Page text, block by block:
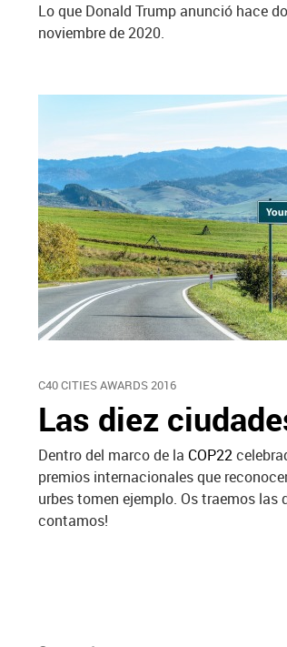
Lo que Donald Trump anunció hace
noviembre de 2020.
C40 CITIES AWARDS 2016
Las diez
Dentro del marco de la COP22
premios internacionales que
urbes tomen ejemplo. Os traemos las
contamos!